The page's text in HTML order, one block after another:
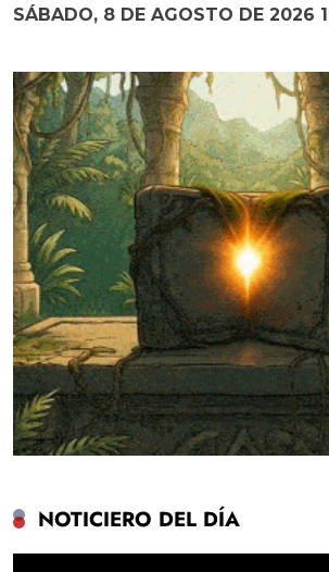
SÁBADO, 8 DE AGOSTO DE 2026
NOTICIERO DEL DÍA